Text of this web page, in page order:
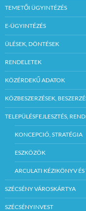
TEMETŐI ÜGYINTÉZÉS
E-ÜGYINTÉZÉS
ÜLÉSEK, DÖNTÉSEK
RENDELETEK
KÖZÉRDEKŰ ADATOK
KÖZBESZERZÉSEK,
TELEPÜLÉSFEJLESZTÉS,
KONCEPCIÓ, STRATÉGIA
ESZKÖZÖK
ARCULATI KÉZIKÖNYV ÉS
SZÉCSÉNY VÁROSKÁRTYA
SZÉCSÉNYINVEST